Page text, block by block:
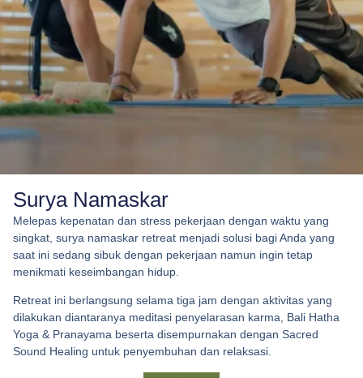
Surya Namaskar
Melepas kepenatan dan stress pekerjaan dengan waktu yang
singkat, surya namaskar retreat menjadi solusi bagi Anda yang
saat ini sedang sibuk dengan pekerjaan namun ingin tetap
menikmati keseimbangan hidup.
Retreat ini berlangsung selama tiga jam dengan aktivitas yang
dilakukan diantaranya meditasi penyelarasan karma, Bali Hatha
Yoga & Pranayama beserta disempurnakan dengan Sacred
Sound Healing untuk penyembuhan dan relaksasi.